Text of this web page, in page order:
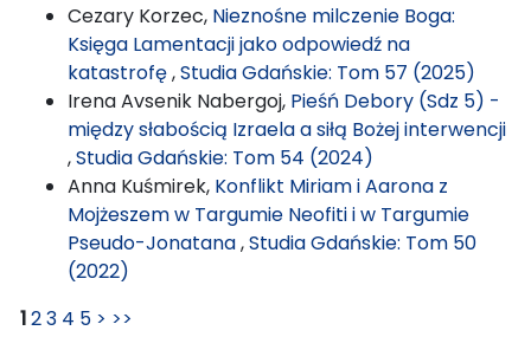
Cezary Korzec, Nieznośne milczenie Boga:
Księga Lamentacji jako odpowiedź na
katastrofę,Studia Gdańskie: Tom 57 (2025)
Irena Avsenik Nabergoj, Pieśń Debory (Sdz 5) -
między słabością Izraela a siłą Bożej interwencji
,Studia Gdańskie: Tom 54 (2024)
Anna Kuśmirek, Konflikt Miriam i Aarona z
Mojżeszem w Targumie Neofiti i w Targumie
Pseudo-Jonatana,Studia Gdańskie: Tom 50
(2022)
123 4 5 > >>